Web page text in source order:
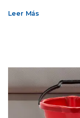
Leer Más